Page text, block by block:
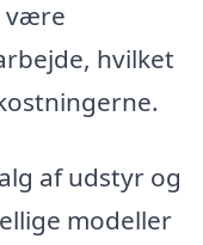
være
hvilket
af udstyr og
modeller